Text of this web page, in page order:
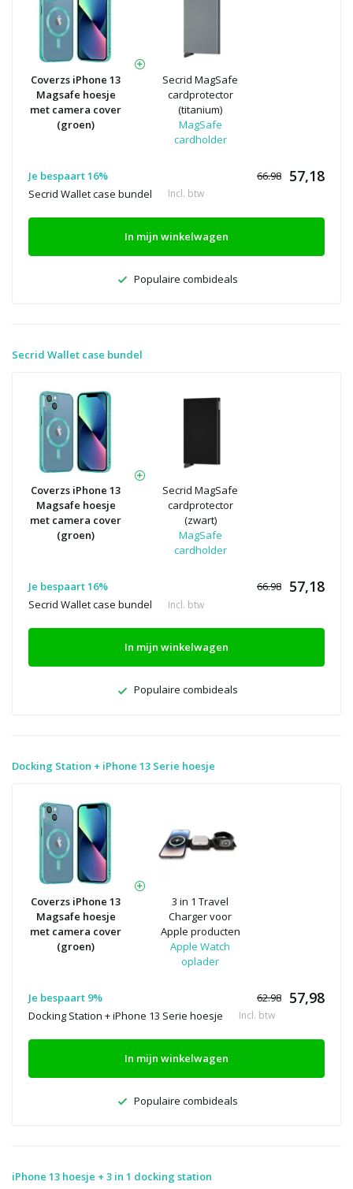
Coverzs iPhone 13
Magsafe hoesje
met camera cover
(groen)
Secrid MagSafe
cardprotector
(titanium)
MagSafe
cardholder
Je bespaart 16% 66.98 57,18
Secrid Wallet case bundel Incl. btw
In mijn winkelwagen
Populaire combideals
Secrid Wallet case bundel
Coverzs iPhone 13
Magsafe hoesje
met camera cover
(groen)
Secrid MagSafe
cardprotector
(zwart)
MagSafe
cardholder
Je bespaart 16% 66.98 57,18
Secrid Wallet case bundel Incl. btw
In mijn winkelwagen
Populaire combideals
Docking Station + iPhone 13 Serie hoesje
Coverzs iPhone 13
Magsafe hoesje
met camera cover
(groen)
3 in 1 Travel
Charger voor
Apple producten
Apple Watch
oplader
Je bespaart 9% 62.98 57,98
Docking Station + iPhone 13 Serie hoesje Incl. btw
In mijn winkelwagen
Populaire combideals
iPhone 13 hoesje + 3 in 1 docking station